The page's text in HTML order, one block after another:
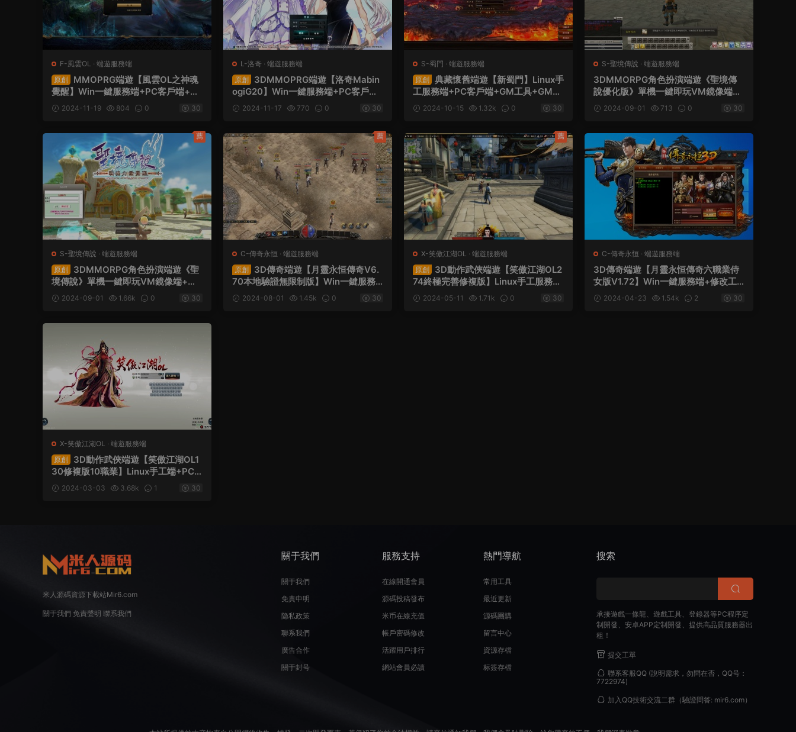
F-風雲OL · 端遊服務端
原創
MMOPRG端遊【風雲OL之神魂
覺醒】Win一鍵服務端+PC客戶端+網
頁注冊+GM命令+視頻架設教程
2024-11-19 804 0 30
L-洛奇 · 端遊服務端
原創
3DMMOPRG端遊【洛奇Mabin
ogiG20】Win一鍵服務端+PC客戶端
+GM命令+視頻架設教程
2024-11-17 770 0 30
S-蜀門 · 端遊服務端
原創
典藏懷舊端遊【新蜀門】Linux手
工服務端+PC客戶端+GM工具+GM命
令+視頻架設教程
2024-10-15 1.32k 0 30
S-聖境傳說 · 端遊服務端
3DMMORPG角色扮演端遊《聖境傳
說優化版》單機一鍵即玩VM鏡像端
+客戶端+注冊網站+GM命令
2024-09-01 713 0 30
S-聖境傳說 · 端遊服務端
原創
3DMMORPG角色扮演端遊《聖
境傳說》單機一鍵即玩VM鏡像端+客
戶端+注冊網站+GM命令+視頻架設教
程
2024-09-01 1.66k 0 30
薦
C-傳奇永恒 · 端遊服務端
原創
3D傳奇端遊【月靈永恒傳奇V6.
70本地驗證無限制版】Win一鍵服務
端+修改工具+GM命令+PC客戶端+視
頻架設教程
2024-08-01 1.45k 0 30
薦
X-笑傲江湖OL · 端遊服務端
原創
3D動作武俠端遊【笑傲江湖OL2
74終極完善修複版】Linux手工服務端
+PC客戶端+GM工具+GM命令+視頻
架設教程
2024-05-11 1.71k 0 30
薦
C-傳奇永恒 · 端遊服務端
3D傳奇端遊【月靈永恒傳奇六職業侍
女版V1.72】Win一鍵服務端+修改工
具+GM命令+PC客戶端+單機+視頻架
設教程
2024-04-23 1.54k 2 30
X-笑傲江湖OL · 端遊服務端
原創
3D動作武俠端遊【笑傲江湖OL1
30修複版10職業】Linux手工端+PC
客戶端+網頁注冊+GM工具+GM命令
+多開器+架設教程
2024-03-03 3.68k 1 30
米人源碼資源下載站Mir6.com
關于我們 免責聲明 聯系我們
關于我們
關于我們
免責申明
隐私政策
聯系我們
廣告合作
關于封号
服務支持
在線開通會員
源碼投稿發布
米币在線充值
帳戶密碼修改
活躍用戶排行
網站會員必讀
熱門導航
常用工具
最近更新
源碼團購
留言中心
資源存檔
标簽存檔
搜索
承接遊戲一條龍、遊戲工具、登錄器等PC程序定
制開發、安卓APP定制開發、提供高品質服務器出
租！
提交工單
聯系客服QQ(說明需求，勿問在否，QQ号：
7722974)
加入QQ技術交流二群（驗證問答: mir6.com）